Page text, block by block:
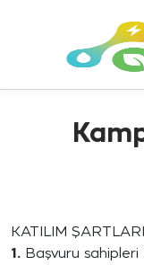
KATILIM ŞARTLARI
1. Başvuru sahipleri